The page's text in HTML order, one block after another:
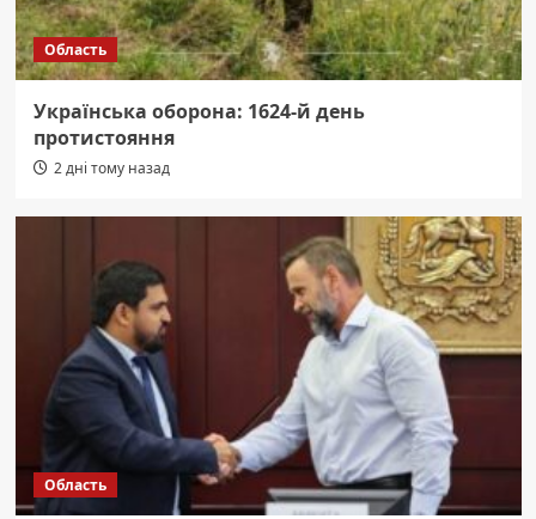
Область
Українська оборона: 1624-й день
протистояння
2 дні тому назад
Область